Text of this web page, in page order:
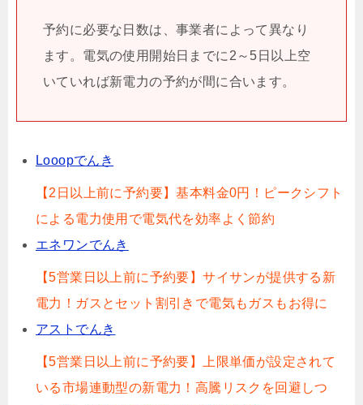
予約に必要な日数は、事業者によって異なり
ます。電気の使用開始日までに2～5日以上空
いていれば新電力の予約が間に合います。
Looopでんき
【2日以上前に予約要】基本料金0円！ピークシフト
による電力使用で電気代を効率よく節約
エネワンでんき
【5営業日以上前に予約要】サイサンが提供する新
電力！ガスとセット割引きで電気もガスもお得に
アストでんき
【5営業日以上前に予約要】上限単価が設定されて
いる市場連動型の新電力！高騰リスクを回避しつ